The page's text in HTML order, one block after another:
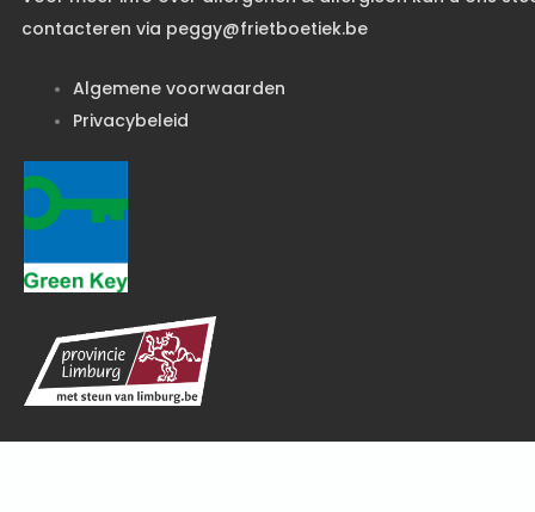
contacteren via peggy@frietboetiek.be
Algemene voorwaarden
Privacybeleid